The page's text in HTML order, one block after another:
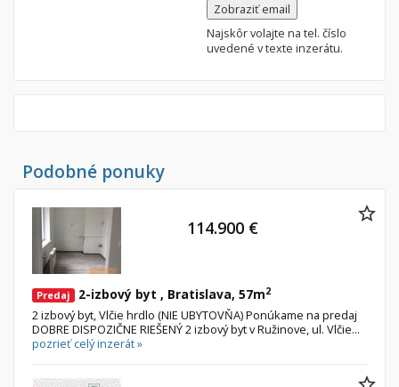
Zobraziť email
Najskôr volajte na tel. číslo
uvedené v texte inzerátu.
Podobné ponuky
Predaj 2-izbový byt , Bratislava, 57m2
2 izbový byt, Vlčie hrdlo (NIE UBYTOVŇA) Ponúkame na predaj
DOBRE DISPOZIČNE RIEŠENÝ 2 izbový byt v Ružinove, ul. Vlčie...
pozrieť celý inzerát »
114.900 €